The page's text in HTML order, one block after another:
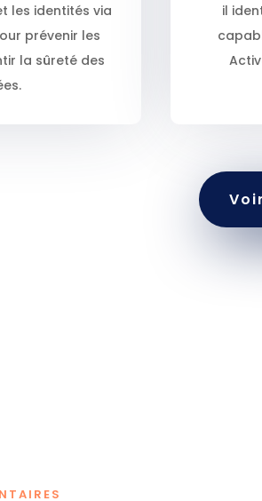
les identités via
prévenir les
la sûreté des
il